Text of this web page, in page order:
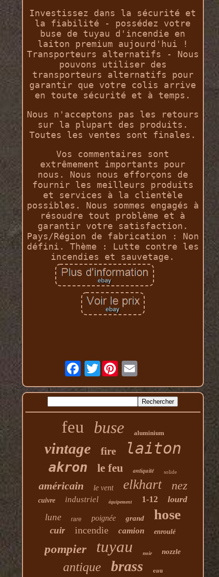
Investissez dans la sécurité et
la fiabilité - possédez votre
buse de tuyau d'incendie en
laiton premium aujourd'hui !
Transporteurs alternatifs - Nous
pouvons utiliser des
transporteurs alternatifs pour
garantir que votre colis arrive
en toute sécurité et à temps.
Nous n'acceptons pas les retours
sur la plupart des produits.
Toutes les ventes sont finales.
Vos commentaires sont
extrêmement importants pour
nous. Nous nous efforçons de
fournir les meilleurs produits
et services à la clientèle
possibles. Nous sommes engagés à
résoudre tout problème et à
garantir votre satisfaction.
Pays/Région de fabrication : Non
défini. Thème : Lutte contre les
incendies et sauvetage.
Twitter
feu buse aluminium
vintage fire laiton
akron le feu antiquité solide
américain le vent elkhart nez
cuivre industriel équipement 1-12 lourd
lune rare poignée grand hose
cuir incendie camion enroulé
pompier tuyau noir nozzle
antique brass eau